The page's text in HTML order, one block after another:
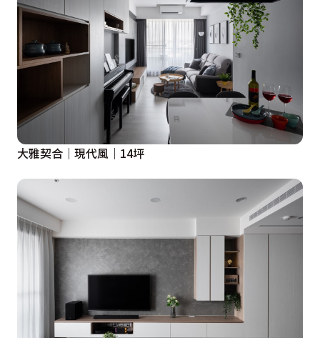
大雅契合｜現代風｜14坪